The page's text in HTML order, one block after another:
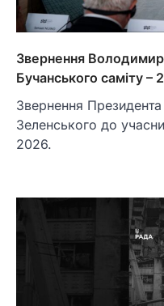
Звернення
Бучанського саміту –
Звернення
Зеленського до
2026.